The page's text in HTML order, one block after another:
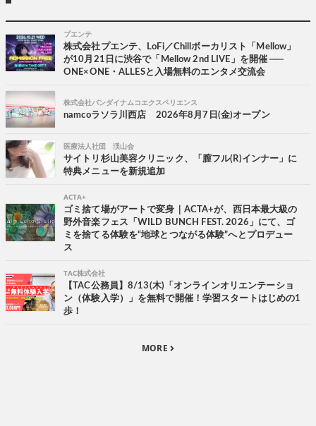
プエンテ
株式会社プエンテ、LoFi／Chillボーカリスト「Mellow」
が10月21日に渋谷で「Mellow 2nd LIVE」を開催 ──
ONE×ONE・ALLESと入場無料のエンタメ交流会
株式会社バンダイナムコエクスペリエンス
namcoラソラ川西店 2026年8月7日(金)オープン
医療法人社団 渓山会
サイトリ杉山美容クリニック、「膣フル(R)インナー」に
特典メニューを新規追加
ACTA+
ゴミ捨て場がアートで変身｜ACTA+が、西日本最大級の
野外音楽フェス「WILD BUNCH FEST. 2026」にて、ゴ
ミを捨てる体験を“地球とつながる体験”へとプロデュー
ス
TAC株式会社
【TAC公務員】8/13(木)「オンラインオリエンテーショ
ン（体験入学）」を無料で開催！学習スタートはじめの1
歩！
MORE